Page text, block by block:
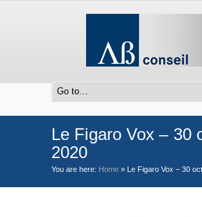
Le Figaro Vox – 30
2020
You are here: Home » Le Figaro Vox – 30